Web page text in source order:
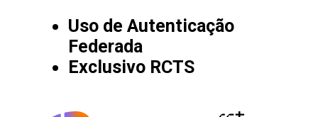
Uso de Autenticação
Federada
Exclusivo RCTS